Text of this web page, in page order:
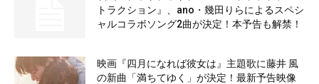
トラクション』、ano・幾田りらによるスペシ
ャルコラボソング2曲が決定！本予告も解禁！
映画『四月になれば彼女は』主題歌に藤井 風
の新曲「満ちてゆく」が決定！最新予告映像